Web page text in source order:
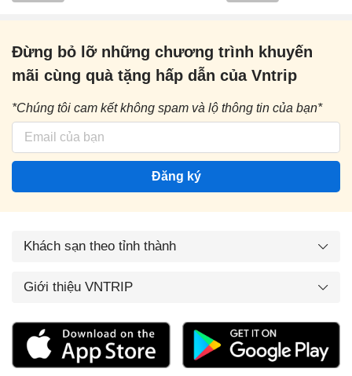
Đừng bỏ lỡ những chương trình khuyến
mãi cùng quà tặng hấp dẫn của Vntrip
*Chúng tôi cam kết không spam và lộ thông tin của bạn*
Đăng ký
Khách sạn theo tỉnh thành
Giới thiệu VNTRIP